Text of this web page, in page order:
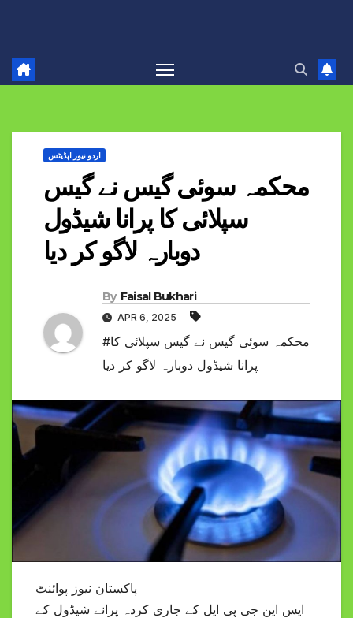
اردو نیوز اپڈیٹس
محکمہ سوئی گیس نے گیس
سپلائی کا پرانا شیڈول
دوبارہ لاگو کر دیا
By Faisal Bukhari
APR 6, 2025
#محکمہ سوئی گیس نے گیس سپلائی کا
پرانا شیڈول دوبارہ لاگو کر دیا
پاکستان نیوز پوائنٹ
ایس این جی پی ایل کے جاری کردہ پرانے شیڈول کے